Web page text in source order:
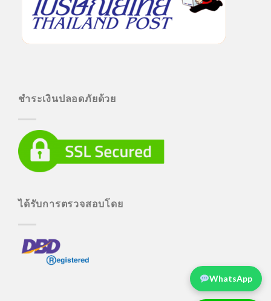
ชำระเงินปลอดภัยด้วย
ได้รับการตรวจสอบโดย
WhatsApp